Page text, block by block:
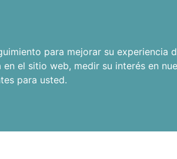
para mejorar su experiencia
en el sitio web, medir su interés en
para usted.